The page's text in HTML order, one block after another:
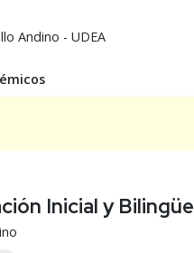
Andino - UDEA
Inicial y Bilingüe